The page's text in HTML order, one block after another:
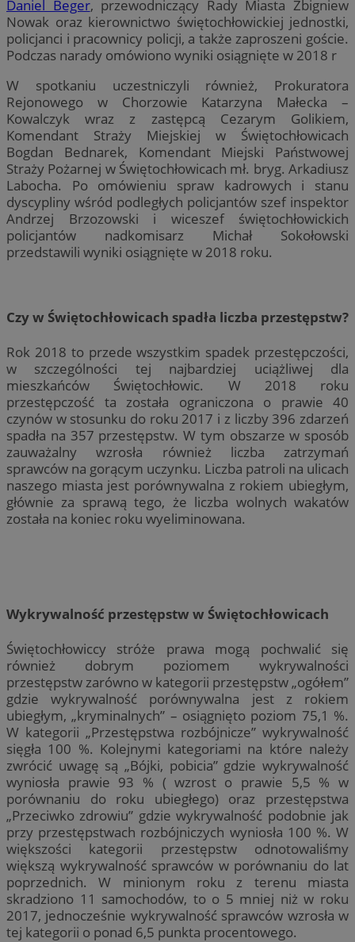
Daniel Beger, przewodniczący Rady Miasta Zbigniew
Nowak oraz kierownictwo świętochłowickiej jednostki,
policjanci i pracownicy policji, a także zaproszeni goście.
Podczas narady omówiono wyniki osiągnięte w 2018 r
W spotkaniu uczestniczyli również, Prokuratora
Rejonowego w Chorzowie Katarzyna Małecka –
Kowalczyk wraz z zastępcą Cezarym Golikiem,
Komendant Straży Miejskiej w Świętochłowicach
Bogdan Bednarek, Komendant Miejski Państwowej
Straży Pożarnej w Świętochłowicach mł. bryg. Arkadiusz
Labocha. Po omówieniu spraw kadrowych i stanu
dyscypliny wśród podległych policjantów szef inspektor
Andrzej Brzozowski i wiceszef świętochłowickich
policjantów nadkomisarz Michał Sokołowski
przedstawili wyniki osiągnięte w 2018 roku.
Czy w Świętochłowicach spadła liczba przestępstw?
Rok 2018 to przede wszystkim spadek przestępczości,
w szczególności tej najbardziej uciążliwej dla
mieszkańców Świętochłowic. W 2018 roku
przestępczość ta została ograniczona o prawie 40
czynów w stosunku do roku 2017 i z liczby 396 zdarzeń
spadła na 357 przestępstw. W tym obszarze w sposób
zauważalny wzrosła również liczba zatrzymań
sprawców na gorącym uczynku. Liczba patroli na ulicach
naszego miasta jest porównywalna z rokiem ubiegłym,
głównie za sprawą tego, że liczba wolnych wakatów
została na koniec roku wyeliminowana.
Wykrywalność przestępstw w Świętochłowicach
Świętochłowiccy stróże prawa mogą pochwalić się
również dobrym poziomem wykrywalności
przestępstw zarówno w kategorii przestępstw „ogółem”
gdzie wykrywalność porównywalna jest z rokiem
ubiegłym, „kryminalnych” – osiągnięto poziom 75,1 %.
W kategorii „Przestępstwa rozbójnicze” wykrywalność
sięgła 100 %. Kolejnymi kategoriami na które należy
zwrócić uwagę są „Bójki, pobicia” gdzie wykrywalność
wyniosła prawie 93 % ( wzrost o prawie 5,5 % w
porównaniu do roku ubiegłego) oraz przestępstwa
„Przeciwko zdrowiu” gdzie wykrywalność podobnie jak
przy przestępstwach rozbójniczych wyniosła 100 %. W
większości kategorii przestępstw odnotowaliśmy
większą wykrywalność sprawców w porównaniu do lat
poprzednich. W minionym roku z terenu miasta
skradziono 11 samochodów, to o 5 mniej niż w roku
2017, jednocześnie wykrywalność sprawców wzrosła w
tej kategorii o ponad 6,5 punkta procentowego.